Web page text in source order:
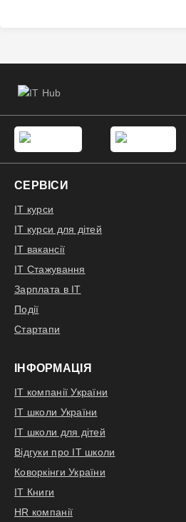
СЕРВІСИ
IT курси
IT курси для дітей
IT вакансії
IT Стажування
Зарплата в IT
Події
Стартапи
ІНФОРМАЦІЯ
IT компанії України
IT школи України
IT школи для дітей
Відгуки про IT школи
Коворкінги України
IT Книги
HR компанії